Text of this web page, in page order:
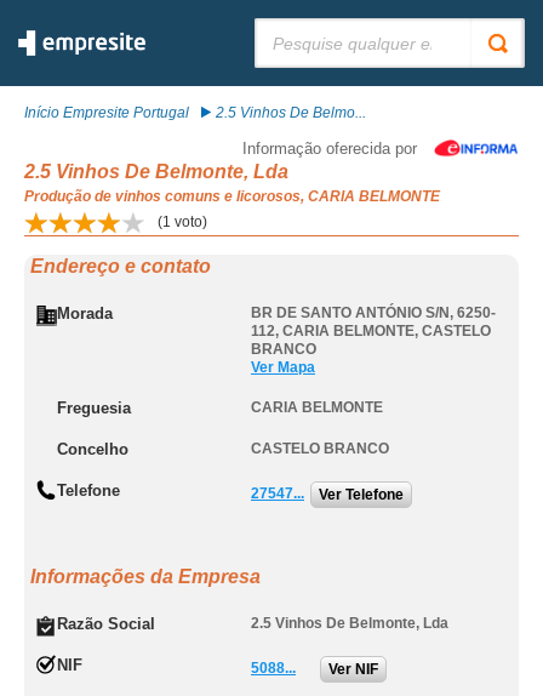
Início Empresite Portugal 2.5 Vinhos De Belmo...
Informação oferecida por
2.5 Vinhos De Belmonte, Lda
Produção de vinhos comuns e licorosos, CARIA BELMONTE
(1 voto)
Endereço e contato
Morada
BR DE SANTO ANTÓNIO S/N, 6250-
112, CARIA BELMONTE, CASTELO
BRANCO
Ver Mapa
Freguesia CARIA BELMONTE
Concelho CASTELO BRANCO
Telefone 27547... Ver Telefone
Informações da Empresa
Razão Social 2.5 Vinhos De Belmonte, Lda
NIF 5088... Ver NIF